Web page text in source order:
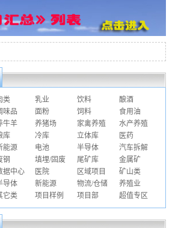
类 乳业 饮料
酿酒
味品 面粉 饲料
食用油
牛羊 养猪场 家禽养殖
水产养殖
库 冷库 立体库
医药
能源 电池 半导体
汽车拆解
钢 填埋/固废 尾矿库
金属矿
据中心 医院 区域项目
矿山类
导体 新能源 物流/仓储
养殖业
它类 项目样例 项目部 超值专区